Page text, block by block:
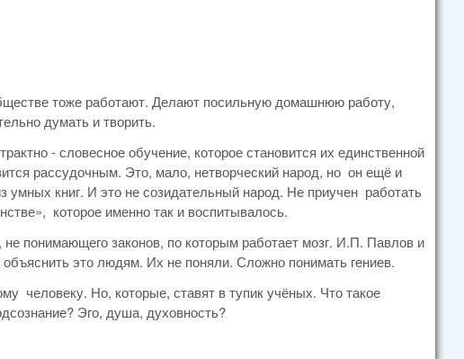
тоже работают. Делают посильную домашнюю работу,
думать и творить.
- словесное обучение, которое становится их единственной
рассудочным. Это, мало, нетворческий народ, но он ещё и
умных книг. И это не созидательный народ. Не приучен работать
которое именно так и воспитывалось.
понимающего законов, по которым работает мозг. И.П. Павлов и
это людям. Их не поняли. Сложно понимать гениев.
человеку. Но, которые, ставят в тупик учёных. Что такое
Эго, душа, духовность?